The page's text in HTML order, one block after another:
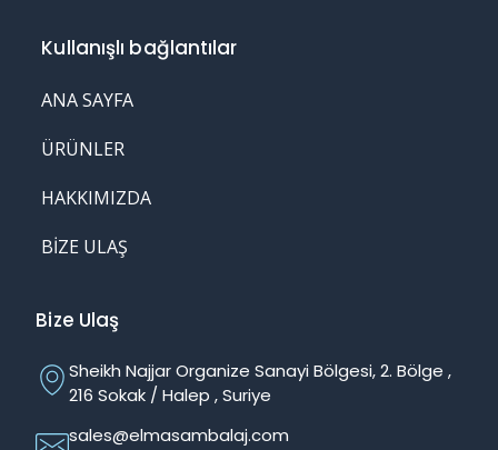
Kullanışlı bağlantılar
ANA SAYFA
ÜRÜNLER
HAKKIMIZDA
BIZE ULAŞ
Bize Ulaş
Sheikh Najjar Organize Sanayi Bölgesi, 2. Bölge ,
216 Sokak / Halep , Suriye
sales@elmasambalaj.com